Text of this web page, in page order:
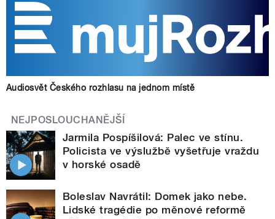
Audiosvět Českého rozhlasu na jednom místě
NEJPOSLOUCHANĚJŠÍ
Jarmila Pospíšilová: Palec ve stínu.
Policista ve výslužbě vyšetřuje vraždu
v horské osadě
Boleslav Navrátil: Domek jako nebe.
Lidské tragédie po měnové reformě